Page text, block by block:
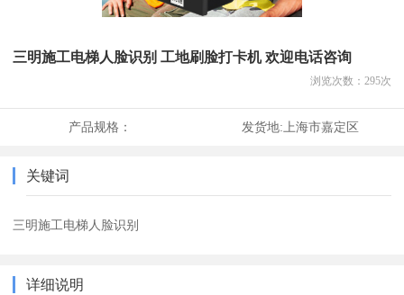
三明施工电梯人脸识别 工地刷脸打卡机 欢迎电话咨询
浏览次数： 295次
产品规格： 发货地:上海市嘉定区
关键词
三明施工电梯人脸识别
详细说明